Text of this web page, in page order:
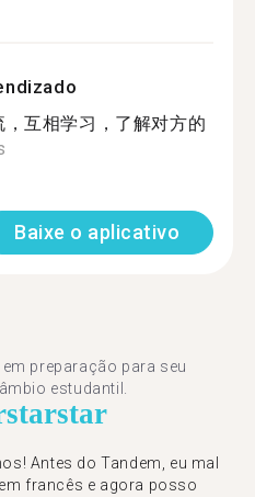
互相学习，了解对方的
Baixe o aplicativo
preparação para seu
estudantil.
starstar
Antes do Tandem, eu mal
francês e agora posso